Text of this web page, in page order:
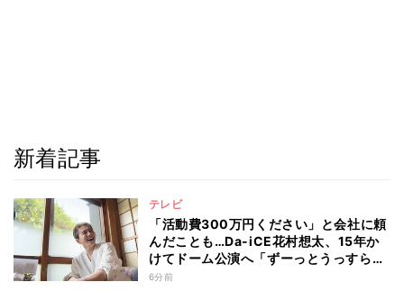
新着記事
テレビ
「活動費300万円ください」と会社に頼
んだことも…Da-iCE花村想太、15年か
けてドーム公演へ「ずーっとうっすらや
けど右肩上がり続けられていた」
6分前